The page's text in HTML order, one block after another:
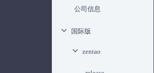
公司信息
国际版
zentao